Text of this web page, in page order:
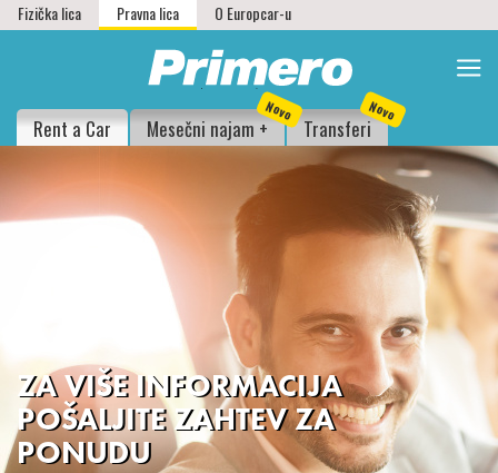
Fizička lica Pravna lica O Europcar-u
Rent a Car Mesečni najam +
Novo
Transferi
Novo
ZA VIŠE INFORMACIJA
POŠALJITE ZAHTEV ZA
PONUDU